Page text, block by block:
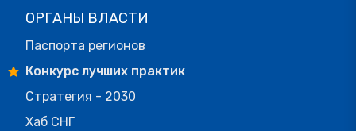
ОРГАНЫ ВЛАСТИ
Паспорта регионов
Конкурс лучших практик
Стратегия - 2030
Хаб СНГ